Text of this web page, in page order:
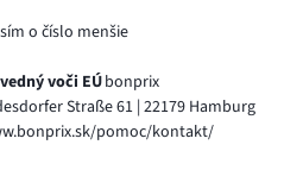
o číslo menšie
voči EÚbonprix
Straße 61 | 22179 Hamburg
pomoc/kontakt/